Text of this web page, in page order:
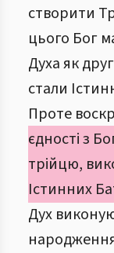
створити
цього Бог
Духа як
стали
Проте
єдності з
трійцю,
Істинних
Дух